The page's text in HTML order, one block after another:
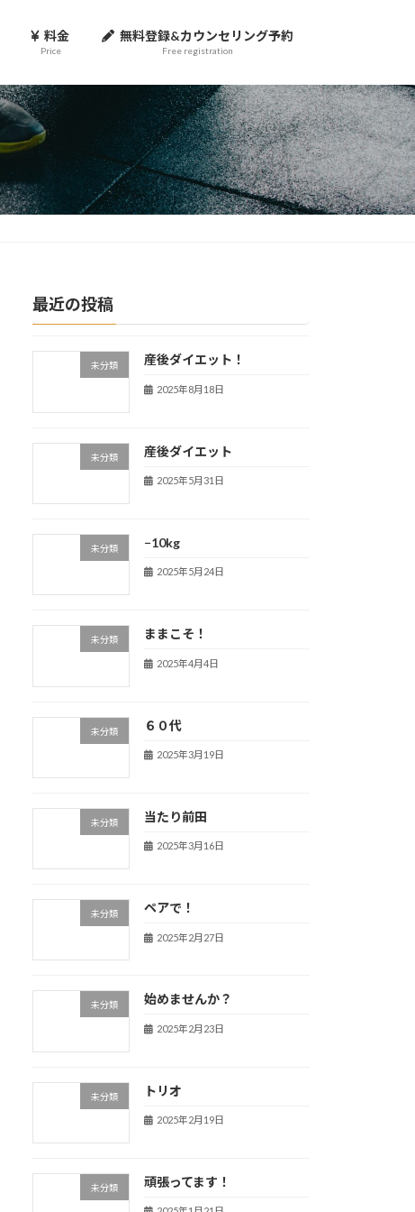
料金
Price
無料登録&カウンセリング予約
Free registration
最近の投稿
未分類 産後ダイエット！
2025年8月18日
未分類 産後ダイエット
2025年5月31日
未分類 −10kg
2025年5月24日
未分類 ままこそ！
2025年4月4日
未分類 ６０代
2025年3月19日
未分類 当たり前田
2025年3月16日
未分類 ペアで！
2025年2月27日
未分類 始めませんか？
2025年2月23日
未分類 トリオ
2025年2月19日
未分類 頑張ってます！